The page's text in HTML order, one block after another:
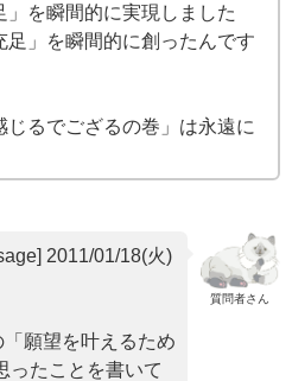
」を瞬間的に実現しました
足」を瞬間的に創ったんです
じるでござるの巻」は永遠に
質問者さん
2011/01/18(火)
願望を叶えるため
ったことを書いて